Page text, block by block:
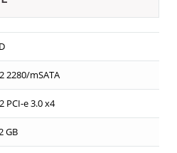
2280/mSATA
PCI-e 3.0 x4
GB